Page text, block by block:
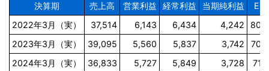
決算期 売上高 営業利益 経常利益 当期純利益
2022年3月（実）
37,514 6,143 6,434 4,242
2023年3月（実）
39,095 5,560 5,837 3,742
2024年3月（実）
36,833 5,727 5,849 3,728